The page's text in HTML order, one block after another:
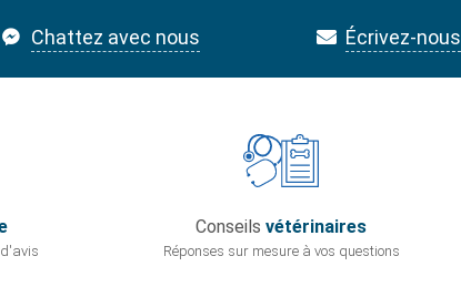
Chattez avec nous Écrivez-nous
Conseils vétérinaires
Réponses sur mesure à vos questions